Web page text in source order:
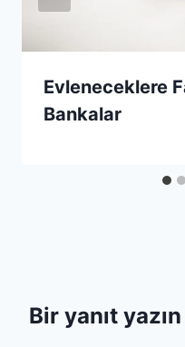
Evleneceklere
Bankalar
Bir yanıt yazın